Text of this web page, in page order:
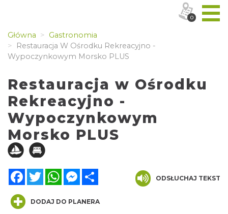
Główna
Gastronomia
Restauracja W Ośrodku Rekreacyjno -
Wypoczynkowym Morsko PLUS
Restauracja w Ośrodku
Rekreacyjno -
Wypoczynkowym
Morsko PLUS
FacebookTwitterWhatsAppMessenger
ODSŁUCHAJ TEKST
DODAJ DO PLANERA
0